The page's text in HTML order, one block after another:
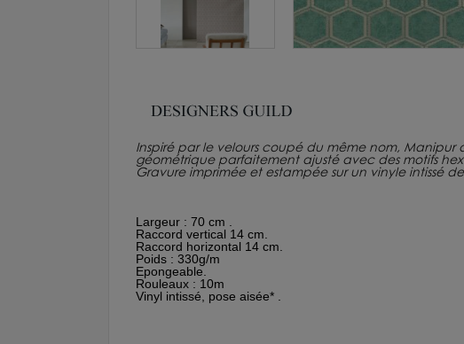
Inspiré par le velours coupé du même nom, Manipur
géométrique parfaitement ajusté avec des motifs
Gravure imprimée et estampée sur un vinyle intissé
Largeur : 70 cm .
Raccord vertical 14 cm.
Raccord horizontal 14 cm.
Poids : 330g/m
Epongeable.
Rouleaux : 10m
Vinyl intissé, pose aisée* .